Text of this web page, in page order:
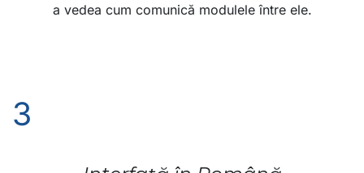
a vedea cum comunică modulele între ele.
3